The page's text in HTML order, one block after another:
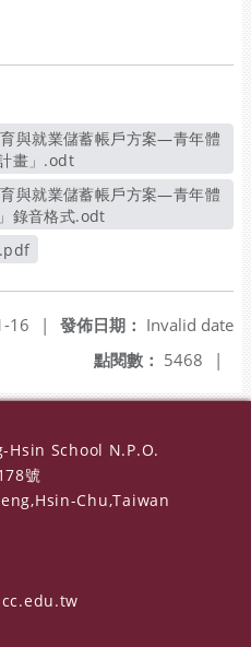
畫」.odt
錄音格式.odt
發佈日期： Invalid date
16
|
點閱數： 5468 |
Hsin School N.P.O.
號
Chu,Taiwan